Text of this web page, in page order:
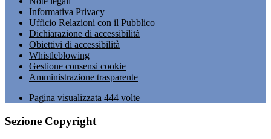
Informativa Privacy
Ufficio Relazioni con il Pubblico
Dichiarazione di accessibilità
Obiettivi di accessibilità
Whistleblowing
Gestione consensi cookie
Amministrazione trasparente
Pagina visualizzata 444 volte
Sezione Copyright